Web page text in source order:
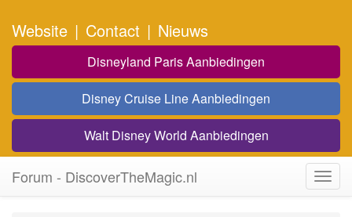
Website | Contact | Nieuws
Disneyland Paris Aanbiedingen
Disney Cruise Line Aanbiedingen
Walt Disney World Aanbiedingen
Forum - DiscoverTheMagic.nl